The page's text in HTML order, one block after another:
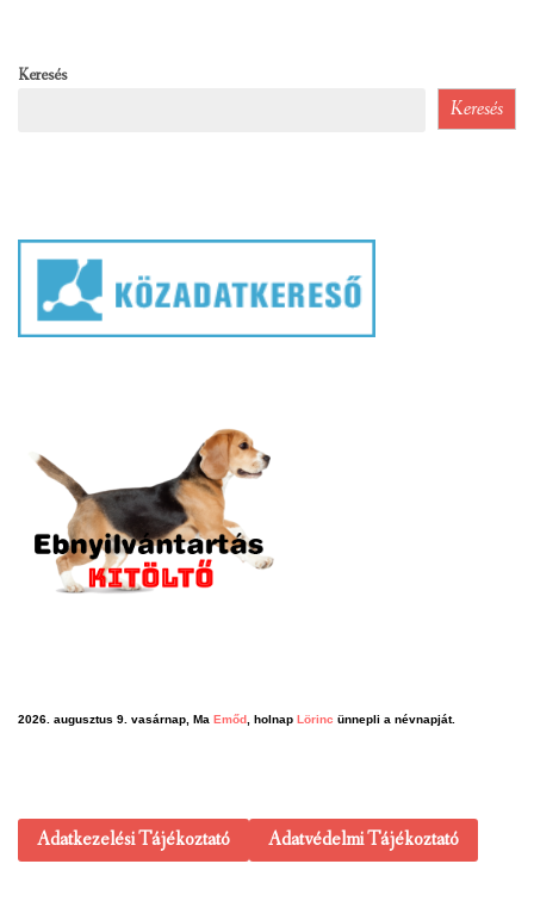
Keresés
Keresés
2026. augusztus 9. vasárnap, Ma Emőd, holnap Lörinc ünnepli a névnapját.
Adatkezelési Tájékoztató Adatvédelmi Tájékoztató